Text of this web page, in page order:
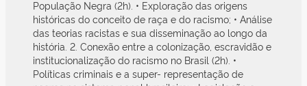
População Negra (2h). • Exploração das origens
históricas do conceito de raça e do racismo; • Análise
das teorias racistas e sua disseminação ao longo da
história. 2. Conexão entre a colonização, escravidão e
institucionalização do racismo no Brasil (2h). •
Políticas criminais e a super- representação de